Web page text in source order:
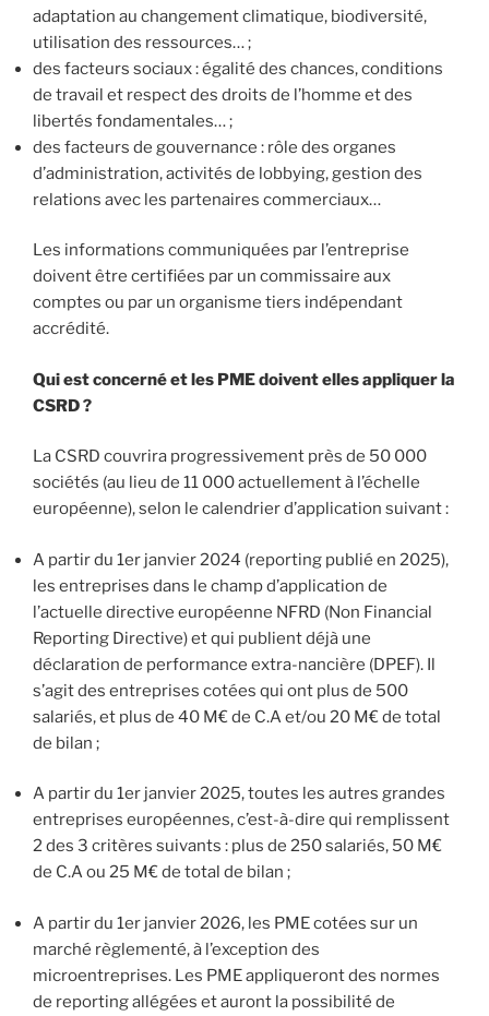
adaptation au changement climatique, biodiversité,
utilisation des ressources… ;
des facteurs sociaux : égalité des chances, conditions
de travail et respect des droits de l’homme et des
libertés fondamentales… ;
des facteurs de gouvernance : rôle des organes
d’administration, activités de lobbying, gestion des
relations avec les partenaires commerciaux…
Les informations communiquées par l’entreprise
doivent être certifiées par un commissaire aux
comptes ou par un organisme tiers indépendant
accrédité.
Qui est concerné et les PME doivent elles appliquer la
CSRD ?
La CSRD couvrira progressivement près de 50 000
sociétés (au lieu de 11 000 actuellement à l’échelle
européenne), selon le calendrier d’application suivant :
A partir du 1er janvier 2024 (reporting publié en 2025),
les entreprises dans le champ d’application de
l’actuelle directive européenne NFRD (Non Financial
Reporting Directive) et qui publient déjà une
déclaration de performance extra-nancière (DPEF). Il
s’agit des entreprises cotées qui ont plus de 500
salariés, et plus de 40 M€ de C.A et/ou 20 M€ de total
de bilan ;
A partir du 1er janvier 2025, toutes les autres grandes
entreprises européennes, c’est-à-dire qui remplissent
2 des 3 critères suivants : plus de 250 salariés, 50 M€
de C.A ou 25 M€ de total de bilan ;
A partir du 1er janvier 2026, les PME cotées sur un
marché règlementé, à l’exception des
microentreprises. Les PME appliqueront des normes
de reporting allégées et auront la possibilité de